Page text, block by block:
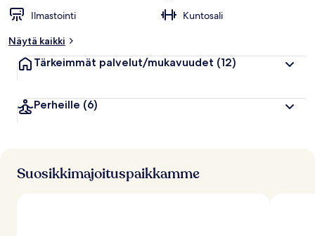
a
r
j
a
Ilmastointi
Kuntosali
Näytä kaikki
Tärkeimmät palvelut/mukavuudet (12)
Perheille (6)
Suosikkimajoituspaikkamme